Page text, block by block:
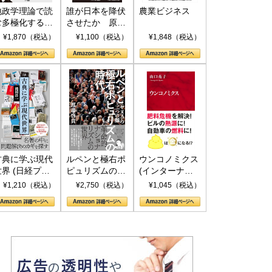
政学理論で読
多極化する世
トランプと
¥1,870（税込）
誰が日本を降伏
させたか 原爆
投下、ソ連参
(PHP新書)
¥1,100（税込）
農業ビジネス
¥1,848（税込）
典に学ぶ現代
界 (日経プレ
アシリーズ)
¥1,210（税込）
ルペンと極右ポ
ピュリズムの時
代：〈ヤヌス〉
¥2,750（税込）
ウンコノミクス
(インターナシ
ョナル新書)
¥1,045（税込）